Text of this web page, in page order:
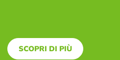
SCOPRI DI PIÙ